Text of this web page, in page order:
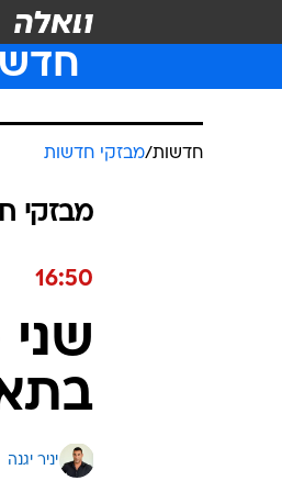
חדשות/מבזקי חדשות
מבזקי חדשות -
16:50
יניר יגנה